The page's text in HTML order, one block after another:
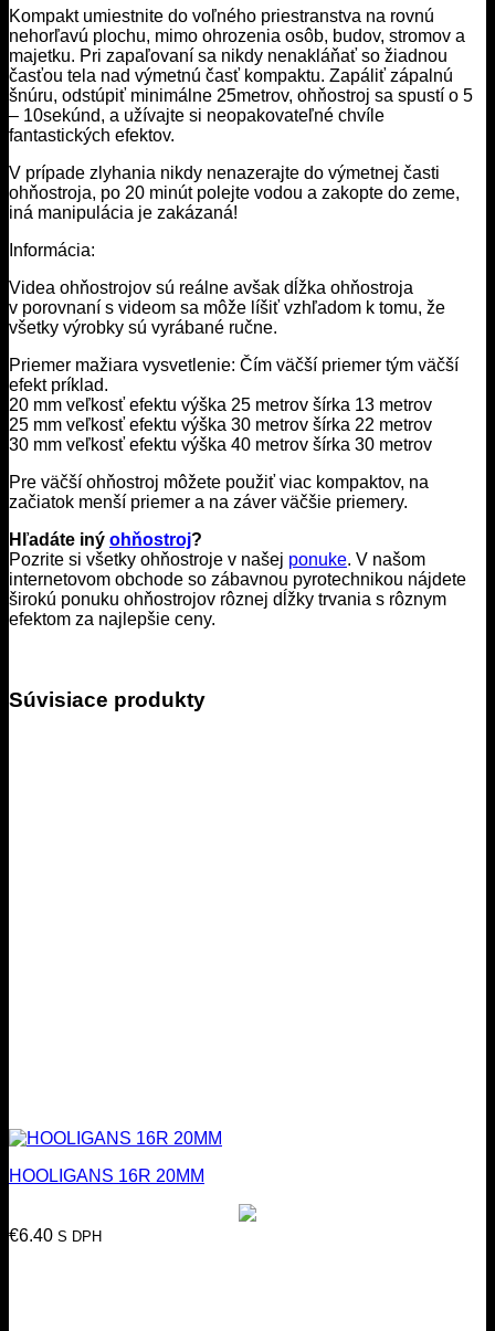
Kompakt umiestnite do voľného priestranstva na rovnú
nehorľavú plochu, mimo ohrozenia osôb, budov, stromov a
majetku. Pri zapaľovaní sa nikdy nenakláňať so žiadnou
časťou tela nad výmetnú časť kompaktu. Zapáliť zápalnú
šnúru, odstúpiť minimálne 25metrov, ohňostroj sa spustí o 5
– 10sekúnd, a užívajte si neopakovateľné chvíle
fantastických efektov.
V prípade zlyhania nikdy nenazerajte do výmetnej časti
ohňostroja, po 20 minút polejte vodou a zakopte do zeme,
iná manipulácia je zakázaná!
Informácia:
Videa ohňostrojov sú reálne avšak dĺžka ohňostroja
v porovnaní s videom sa môže líšiť vzhľadom k tomu, že
všetky výrobky sú vyrábané ručne.
Priemer mažiara vysvetlenie: Čím väčší priemer tým väčší
efekt príklad.
20 mm veľkosť efektu výška 25 metrov šírka 13 metrov
25 mm veľkosť efektu výška 30 metrov šírka 22 metrov
30 mm veľkosť efektu výška 40 metrov šírka 30 metrov
Pre väčší ohňostroj môžete použiť viac kompaktov, na
začiatok menší priemer a na záver väčšie priemery.
Hľadáte iný ohňostroj?
Pozrite si všetky ohňostroje v našej ponuke. V našom
internetovom obchode so zábavnou pyrotechnikou nájdete
širokú ponuku ohňostrojov rôznej dĺžky trvania s rôznym
efektom za najlepšie ceny.
Súvisiace produkty
HOOLIGANS 16R 20MM
€6.40 S DPH